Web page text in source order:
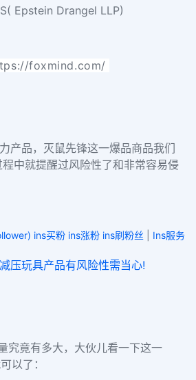
Epstein Drangel LLP)
foxmind.com/
产品，灭鼠先锋这一爆品商品我们
中就提醒过风险性了和非常容易侵
ins买粉 ins涨粉 ins刷粉丝
Ins服务
压玩具产品有风险性需当心!
究竟有多大，大伙儿看一下这一
以了：